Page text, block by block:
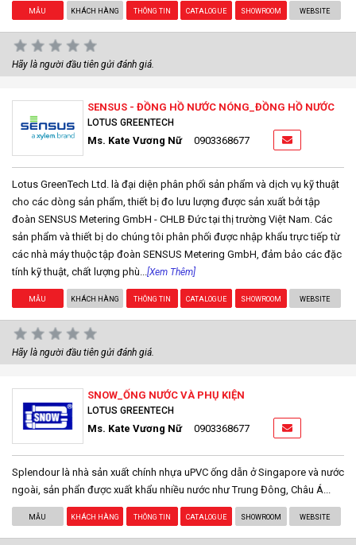
MẪU KHÁCH HÀNG THÔNG TIN CATALOGUE SHOWROOM WEBSITE
Hãy là người đầu tiên gửi đánh giá.
SENSUS - ĐỒNG HỒ NƯỚC NÓNG_ĐỒNG HỒ NƯỚC
LOTUS GREENTECH
Ms. Kate Vương Nữ 0903368677
Lotus GreenTech Ltd. là đại diện phân phối sản phẩm và dịch vụ kỹ thuật
cho các dòng sản phẩm, thiết bị đo lưu lượng được sản xuất bởi tập
đoàn SENSUS Metering GmbH - CHLB Đức tại thị trường Việt Nam. Các
sản phẩm và thiết bị do chúng tôi phân phối được nhập khẩu trực tiếp từ
các nhà máy thuộc tập đoàn SENSUS Metering GmbH, đảm bảo các đặc
tính kỹ thuật, chất lượng phù... [Xem Thêm]
MẪU KHÁCH HÀNG THÔNG TIN CATALOGUE SHOWROOM WEBSITE
Hãy là người đầu tiên gửi đánh giá.
SNOW_ỐNG NƯỚC VÀ PHỤ KIỆN
LOTUS GREENTECH
Ms. Kate Vương Nữ 0903368677
Splendour là nhà sản xuất chính nhựa uPVC ống dẫn ở Singapore và nước
ngoài, sản phẩn được xuất khẩu nhiều nước như Trung Đông, Châu Á...
MẪU KHÁCH HÀNG THÔNG TIN CATALOGUE SHOWROOM WEBSITE